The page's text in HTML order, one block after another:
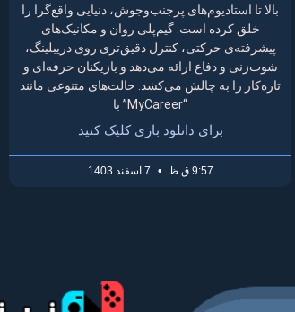
بالا تا استادیوم‌های پرجنب‌وجوش، دنیایی واقع‌گرا را
خلق کرده است. گیم‌پلی روان و مکانیک‌های
پیشرفته‌ی حرکتی، کنترل دقیق‌تری روی دریبلینگ،
شوت‌زنی و دفاع ارائه می‌دهد و بازیکنان حرفه‌ای و
تازه‌کار را به چالش می‌کشد. حالت‌های متنوعی مانند
“MyCareer” با
برای دانلود بازی کلیک کنید
9:57 ق.ظ